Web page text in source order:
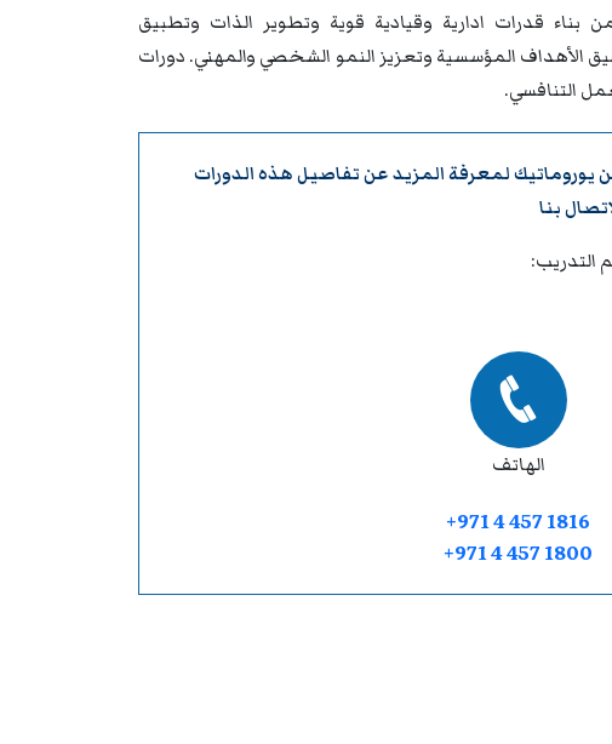
بناء قدرات ادارية وقيادية قوية وتطوير الذات وتطبيق
الأهداف المؤسسية وتعزيز النمو الشخصي والمهني. دورات
التنافسي.
يوروماتيكلمعرفة المزيد عن تفاصيل هذه الدورات
بنا
التدريب:
الهاتف
+971 4 457 1816
+971 4 457 1800